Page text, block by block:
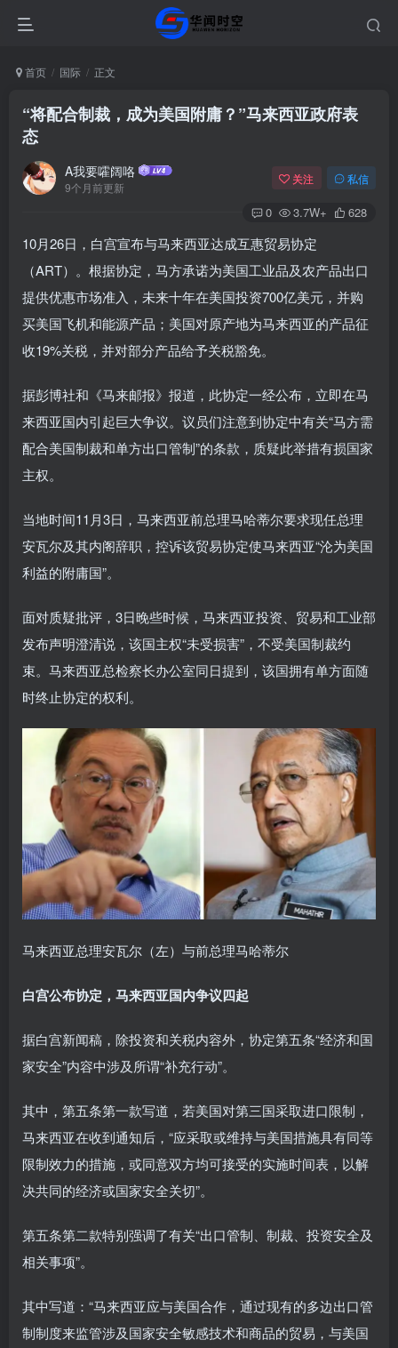
首页 国际 正文
“将配合制裁，成为美国附庸？”马来西亚政府表
态
A我要嚯阔咯
9个月前更新
关注 私信
0 3.7W+ 628
10月26日，白宫宣布与马来西亚达成互惠贸易协定
（ART）。根据协定，马方承诺为美国工业品及农产品出口
提供优惠市场准入，未来十年在美国投资700亿美元，并购
买美国飞机和能源产品；美国对原产地为马来西亚的产品征
收19%关税，并对部分产品给予关税豁免。
据彭博社和《马来邮报》报道，此协定一经公布，立即在马
来西亚国内引起巨大争议。议员们注意到协定中有关“马方需
配合美国制裁和单方出口管制”的条款，质疑此举措有损国家
主权。
当地时间11月3日，马来西亚前总理马哈蒂尔要求现任总理
安瓦尔及其内阁辞职，控诉该贸易协定使马来西亚“沦为美国
利益的附庸国”。
面对质疑批评，3日晚些时候，马来西亚投资、贸易和工业部
发布声明澄清说，该国主权“未受损害”，不受美国制裁约
束。马来西亚总检察长办公室同日提到，该国拥有单方面随
时终止协定的权利。
马来西亚总理安瓦尔（左）与前总理马哈蒂尔
白宫公布协定，马来西亚国内争议四起
据白宫新闻稿，除投资和关税内容外，协定第五条“经济和国
家安全”内容中涉及所谓“补充行动”。
其中，第五条第一款写道，若美国对第三国采取进口限制，
马来西亚在收到通知后，“应采取或维持与美国措施具有同等
限制效力的措施，或同意双方均可接受的实施时间表，以解
决共同的经济或国家安全关切”。
第五条第二款特别强调了有关“出口管制、制裁、投资安全及
相关事项”。
其中写道：“马来西亚应与美国合作，通过现有的多边出口管
制制度来监管涉及国家安全敏感技术和商品的贸易，与美国